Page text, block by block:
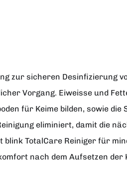
zur sicheren Desinfizierung
Vorgang. Eiweisse und
für Keime bilden, sowie
eliminiert, damit die
TotalCare Reiniger für
nach dem Aufsetzen